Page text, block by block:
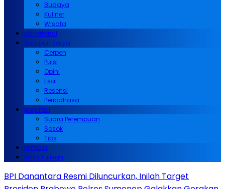
Budaya
Kuliner
Wisata
Advertorial
Rumpun Karya
Cerpen
Puisi
Opini
Esai
Resensi
Peribahasa
Inspirasi
Suara Perempuan
Sosok
Tips
Mimbar
Kirim Tulisan
BPI Danantara Resmi Diluncurkan, Inilah Target